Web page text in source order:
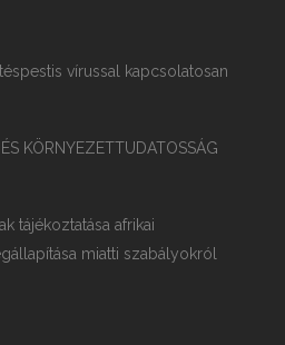
vírussal kapcsolatosan
KÖRNYEZETTUDATOSSÁG
tájékoztatása afrikai
miatti szabályokról